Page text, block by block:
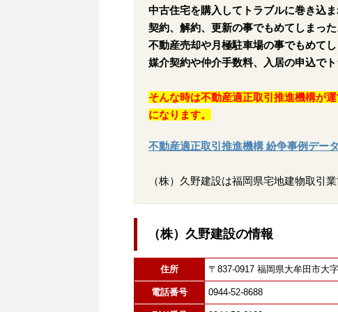
中古住宅を購入してトラブルに巻き込ま
契約、解約、更新の事でもめてしまった
不動産売却や月極駐車場の事でもめてし
媒介契約や仲介手数料、入居の申込で
そんな時は不動産適正取引推進機構が
になります。
不動産適正取引推進機構 紛争事例デー
（株）久野建設は福岡県宅地建物取引業
（株）久野建設の情報
住所 〒837-0917 福岡県大牟田市大
電話番号 0944-52-8688